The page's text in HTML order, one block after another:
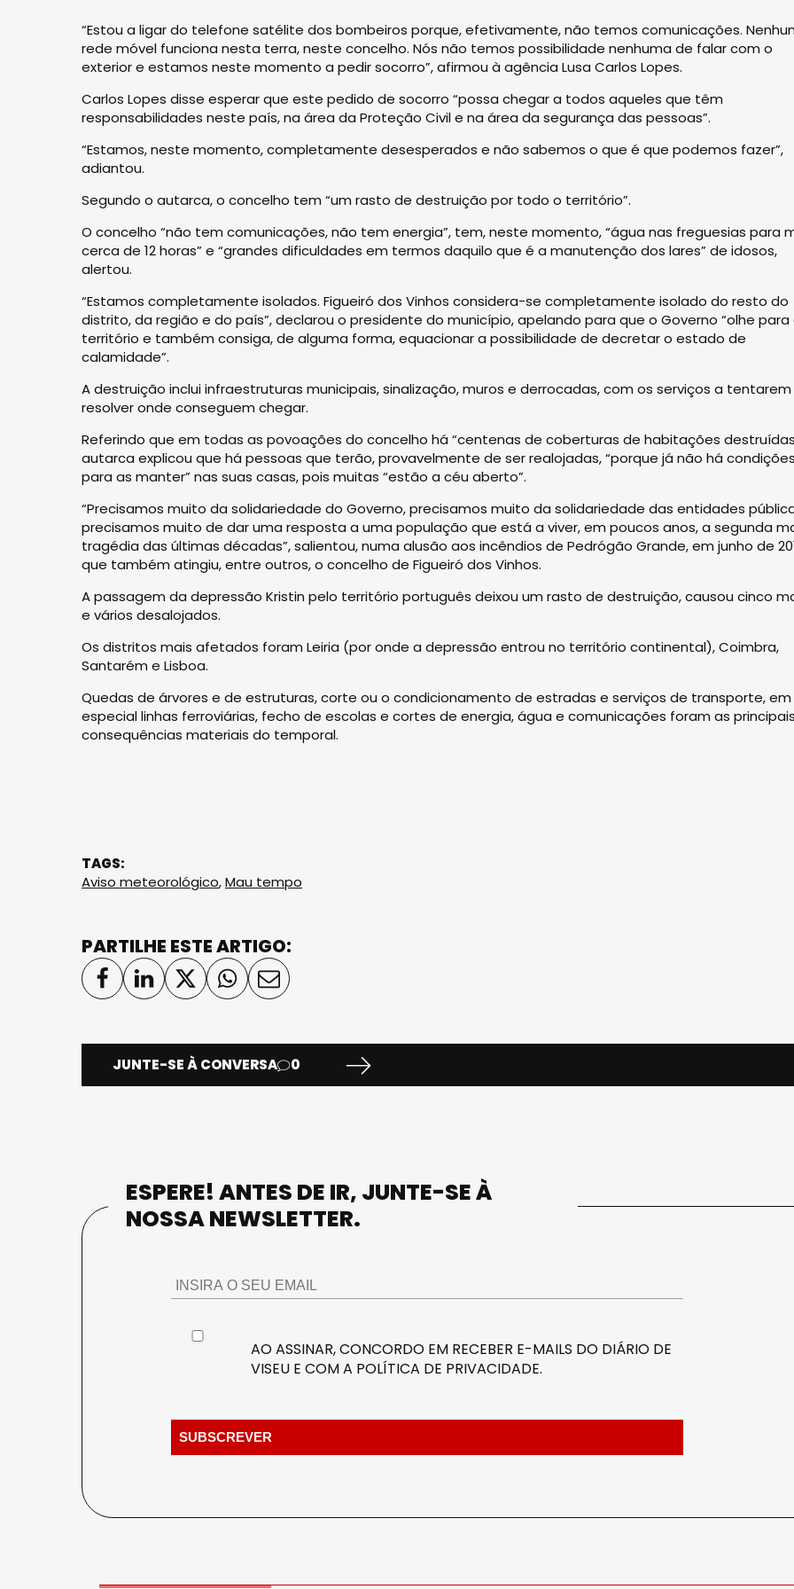
“Estou a ligar do telefone satélite dos bombeiros porque, efetivamente, não temos comunicações.
rede móvel funciona nesta terra, neste concelho. Nós não temos possibilidade nenhuma de falar com o
exterior e estamos neste momento a pedir socorro”, afirmou à agência Lusa Carlos Lopes.
Carlos Lopes disse esperar que este pedido de socorro “possa chegar a todos aqueles que têm
responsabilidades neste país, na área da Proteção Civil e na área da segurança das pessoas”.
“Estamos, neste momento, completamente desesperados e não sabemos o que é que podemos fazer”,
adiantou.
Segundo o autarca, o concelho tem “um rasto de destruição por todo o território”.
O concelho “não tem comunicações, não tem energia”, tem, neste momento, “água nas freguesias para
cerca de 12 horas” e “grandes dificuldades em termos daquilo que é a manutenção dos lares” de idosos,
alertou.
“Estamos completamente isolados. Figueiró dos Vinhos considera-se completamente isolado do resto do
distrito, da região e do país”, declarou o presidente do município, apelando para que o Governo “olhe
território e também consiga, de alguma forma, equacionar a possibilidade de decretar o estado de
calamidade”.
A destruição inclui infraestruturas municipais, sinalização, muros e derrocadas, com os serviços a tentarem
resolver onde conseguem chegar.
Referindo que em todas as povoações do concelho há “centenas de coberturas de habitações
autarca explicou que há pessoas que terão, provavelmente de ser realojadas, “porque já não há
para as manter” nas suas casas, pois muitas “estão a céu aberto”.
“Precisamos muito da solidariedade do Governo, precisamos muito da solidariedade das entidades
precisamos muito de dar uma resposta a uma população que está a viver, em poucos anos, a segunda
tragédia das últimas décadas”, salientou, numa alusão aos incêndios de Pedrógão Grande, em junho de
que também atingiu, entre outros, o concelho de Figueiró dos Vinhos.
A passagem da depressão Kristin pelo território português deixou um rasto de destruição, causou cinco
e vários desalojados.
Os distritos mais afetados foram Leiria (por onde a depressão entrou no território continental), Coimbra,
Santarém e Lisboa.
Quedas de árvores e de estruturas, corte ou o condicionamento de estradas e serviços de transporte, em
especial linhas ferroviárias, fecho de escolas e cortes de energia, água e comunicações foram as
consequências materiais do temporal.
TAGS:
Aviso meteorológico,Mau tempo
PARTILHE ESTE ARTIGO:
JUNTE-SE À CONVERSA 0
ESPERE! ANTES DE IR, JUNTE-SE À
NOSSA NEWSLETTER.
AO ASSINAR, CONCORDO EM RECEBER E-MAILS DO DIÁRIO DE
VISEU E COM A POLÍTICA DE PRIVACIDADE.